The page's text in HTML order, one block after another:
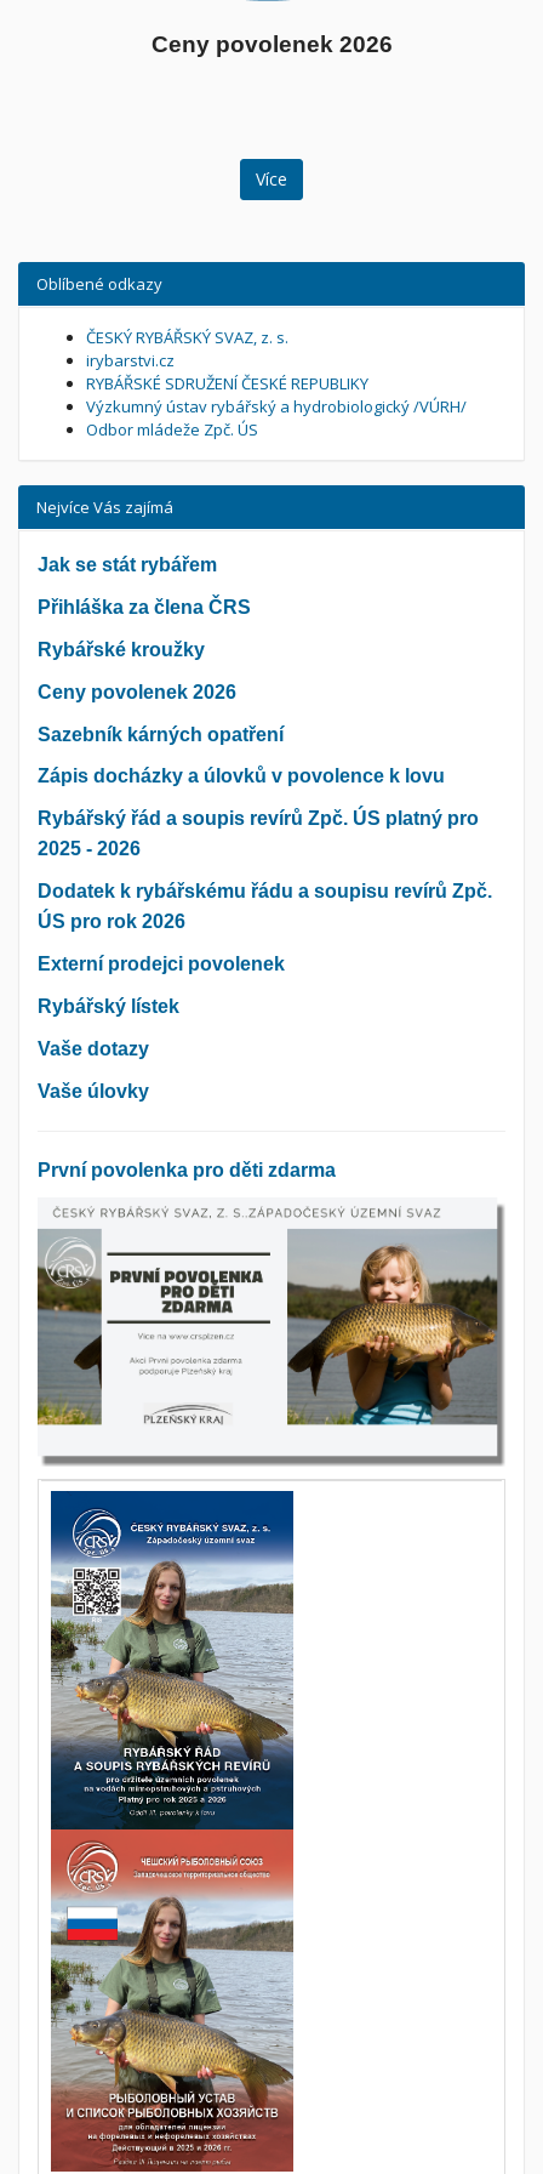
Ceny povolenek 2026
Více
Oblíbené odkazy
ČESKÝ RYBÁŘSKÝ SVAZ, z. s.
irybarstvi.cz
RYBÁŘSKÉ SDRUŽENÍ ČESKÉ REPUBLIKY
Výzkumný ústav rybářský a hydrobiologický /VÚRH/
Odbor mládeže Zpč. ÚS
Nejvíce Vás zajímá
Jak se stát rybářem
Přihláška za člena ČRS
Rybářské kroužky
Ceny povolenek 2026
Sazebník kárných opatření
Zápis docházky a úlovků v povolence k lovu
Rybářský řád a soupis revírů Zpč. ÚS platný pro
2025 - 2026
Dodatek k rybářskému řádu a soupisu revírů Zpč.
ÚS pro rok 2026
Externí prodejci povolenek
Rybářský lístek
Vaše dotazy
Vaše úlovky
První povolenka pro děti zdarma